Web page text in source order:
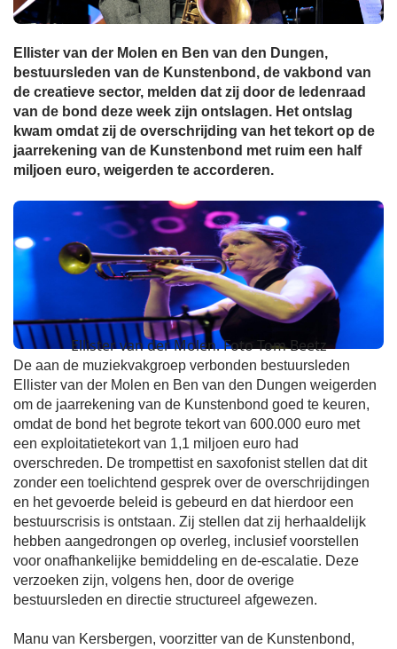
Ellister van der Molen en Ben van den Dungen,
bestuursleden van de Kunstenbond, de vakbond van
de creatieve sector, melden dat zij door de ledenraad
van de bond deze week zijn ontslagen. Het ontslag
kwam omdat zij de overschrijding van het tekort op de
jaarrekening van de Kunstenbond met ruim een half
miljoen euro, weigerden te accorderen.
Ellister van der Molen. Foto Tom Beetz
De aan de muziekvakgroep verbonden bestuursleden
Ellister van der Molen en Ben van den Dungen weigerden
om de jaarrekening van de Kunstenbond goed te keuren,
omdat de bond het begrote tekort van 600.000 euro met
een exploitatietekort van 1,1 miljoen euro had
overschreden. De trompettist en saxofonist stellen dat dit
zonder een toelichtend gesprek over de overschrijdingen
en het gevoerde beleid is gebeurd en dat hierdoor een
bestuurscrisis is ontstaan. Zij stellen dat zij herhaaldelijk
hebben aangedrongen op overleg, inclusief voorstellen
voor onafhankelijke bemiddeling en de-escalatie. Deze
verzoeken zijn, volgens hen, door de overige
bestuursleden en directie structureel afgewezen.
Manu van Kersbergen, voorzitter van de Kunstenbond,